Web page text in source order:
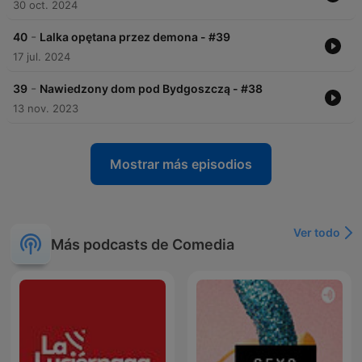
30 oct. 2024
40 - Lalka opętana przez demona - #39
17 jul. 2024
39 - Nawiedzony dom pod Bydgoszczą - #38
13 nov. 2023
Mostrar más episodios
Más podcasts de Comedia
Ver todo